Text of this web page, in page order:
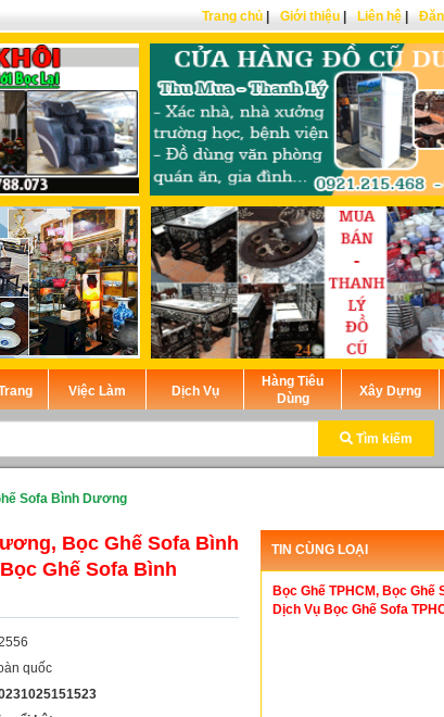
Trang chủ Giới thiệu Liên hệ
Việc Làm Dịch Vụ
Hàng Tiêu
Dùng
Xây Dựng
Tìm kiếm
Sofa Bình Dương
Bọc Ghế Sofa Bình
Ghế Sofa Bình
quốc
TIN CÙNG LOẠI
Bọc Ghế TPHCM, Bọc Ghế
Dịch Vụ Bọc Ghế Sofa